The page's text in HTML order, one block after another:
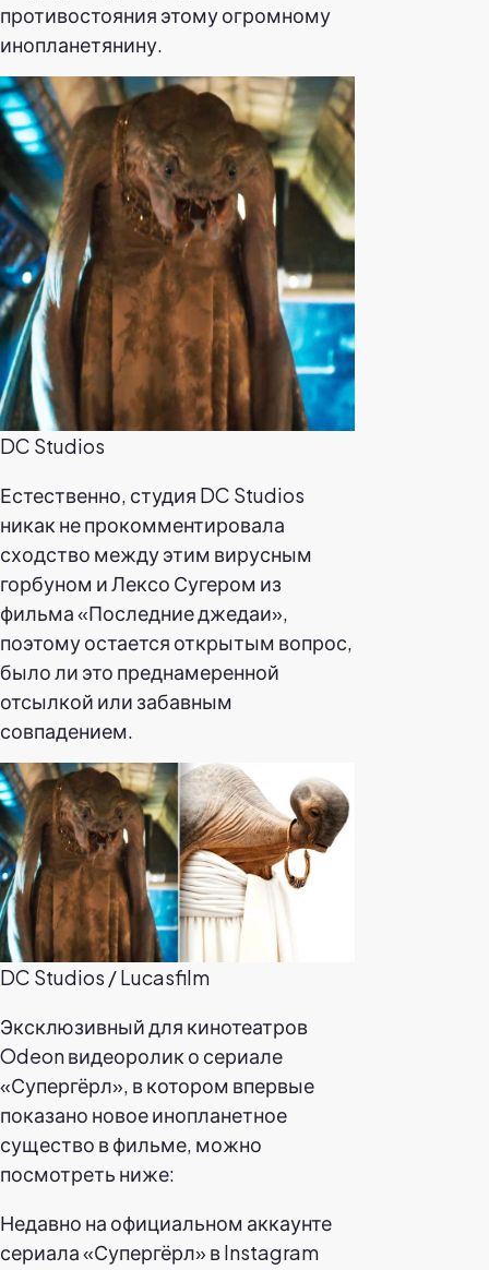
противостояния этому огромному
инопланетянину.
DC Studios
Естественно, студия DC Studios
никак не прокомментировала
сходство между этим вирусным
горбуном и Лексо Сугером из
фильма «Последние джедаи»,
поэтому остается открытым вопрос,
было ли это преднамеренной
отсылкой или забавным
совпадением.
DC Studios / Lucasfilm
Эксклюзивный для кинотеатров
Odeon видеоролик о сериале
«Супергёрл», в котором впервые
показано новое инопланетное
существо в фильме, можно
посмотреть ниже:
Недавно на официальном аккаунте
сериала «Супергёрл» в Instagram